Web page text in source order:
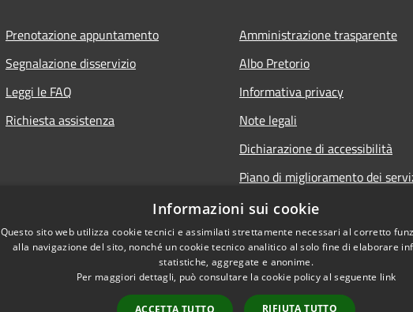
Prenotazione appuntamento
Segnalazione disservizio
Leggi le FAQ
Richiesta assistenza
Amministrazione trasparente
Albo Pretorio
Informativa privacy
Note legali
Dichiarazione di accessibilità
Piano di miglioramento dei
Informazioni sui cookie
Questo sito web utilizza cookie tecnici e assimilati strettamente necessari al corretto
alla navigazione del sito, nonché un cookie tecnico analitico al solo fine di elaborare
statistiche, aggregate e anonime.
Per maggiori dettagli, può consultare la cookie policy al seguente link
ACCETTA TUTTO RIFIUTA TUTTO